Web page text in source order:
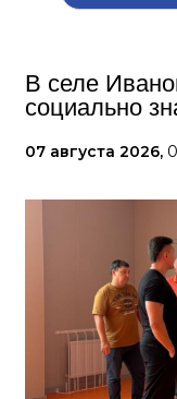
В селе
социально
07 августа 2026,